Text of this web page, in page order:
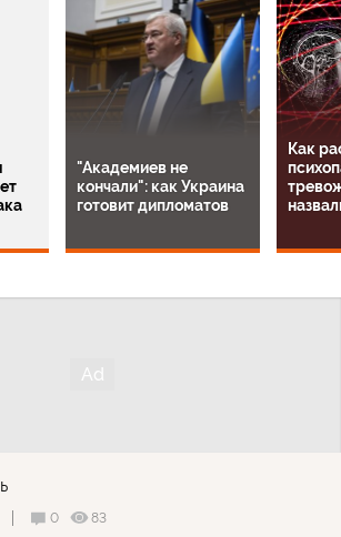
"Академиев не
кончали": как Украина
готовит дипломатов
Как
0
83